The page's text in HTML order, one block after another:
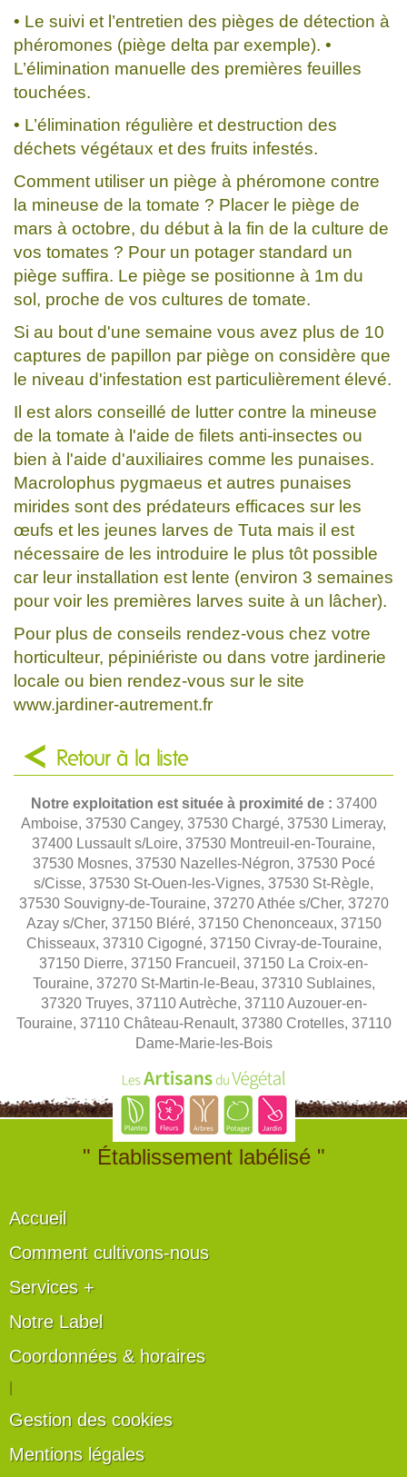
• Le suivi et l’entretien des pièges de détection à
phéromones (piège delta par exemple). •
L’élimination manuelle des premières feuilles
touchées.
• L’élimination régulière et destruction des
déchets végétaux et des fruits infestés.
Comment utiliser un piège à phéromone contre
la mineuse de la tomate ? Placer le piège de
mars à octobre, du début à la fin de la culture de
vos tomates ? Pour un potager standard un
piège suffira. Le piège se positionne à 1m du
sol, proche de vos cultures de tomate.
Si au bout d'une semaine vous avez plus de 10
captures de papillon par piège on considère que
le niveau d'infestation est particulièrement élevé.
Il est alors conseillé de lutter contre la mineuse
de la tomate à l'aide de filets anti-insectes ou
bien à l'aide d'auxiliaires comme les punaises.
Macrolophus pygmaeus et autres punaises
mirides sont des prédateurs efficaces sur les
œufs et les jeunes larves de Tuta mais il est
nécessaire de les introduire le plus tôt possible
car leur installation est lente (environ 3 semaines
pour voir les premières larves suite à un lâcher).
Pour plus de conseils rendez-vous chez votre
horticulteur, pépiniériste ou dans votre jardinerie
locale ou bien rendez-vous sur le site
www.jardiner-autrement.fr
Retour à la liste
Notre exploitation est située à proximité de : 37400
Amboise, 37530 Cangey, 37530 Chargé, 37530 Limeray,
37400 Lussault s/Loire, 37530 Montreuil-en-Touraine,
37530 Mosnes, 37530 Nazelles-Négron, 37530 Pocé
s/Cisse, 37530 St-Ouen-les-Vignes, 37530 St-Règle,
37530 Souvigny-de-Touraine, 37270 Athée s/Cher, 37270
Azay s/Cher, 37150 Bléré, 37150 Chenonceaux, 37150
Chisseaux, 37310 Cigogné, 37150 Civray-de-Touraine,
37150 Dierre, 37150 Francueil, 37150 La Croix-en-
Touraine, 37270 St-Martin-le-Beau, 37310 Sublaines,
37320 Truyes, 37110 Autrèche, 37110 Auzouer-en-
Touraine, 37110 Château-Renault, 37380 Crotelles, 37110
Dame-Marie-les-Bois
" Établissement labélisé "
Accueil
Comment cultivons-nous
Services +
Notre Label
Coordonnées & horaires
Gestion des cookies
Mentions légales